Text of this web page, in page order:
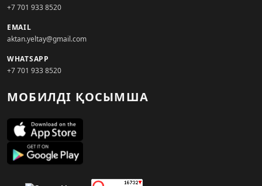
+7 701 933 8520
EMAIL
aktan.yeltay@gmail.com
WHATSAPP
+7 701 933 8520
МОБИЛДІ ҚОСЫМША